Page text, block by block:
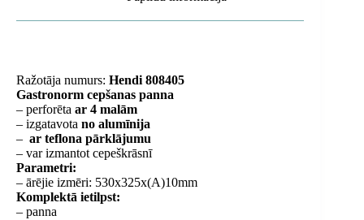
Ražotāja numurs: Hendi 808405
Gastronorm cepšanas panna
– perforēta ar 4 malām
– izgatavota no alumīnija
– ar teflona pārklājumu
– var izmantot cepeškrāsnī
Parametri:
– ārējie izmēri: 530x325x(A)10mm
Komplektā ietilpst:
– panna